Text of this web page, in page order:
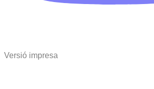
Versió impresa